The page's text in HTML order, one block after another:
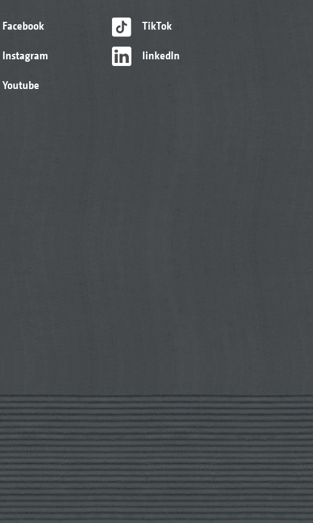
Facebook
Instagram
Youtube
TikTok
linkedIn